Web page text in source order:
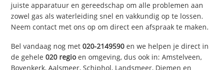
juiste apparatuur en gereedschap om alle problemen aan
zowel gas als waterleiding snel en vakkundig op te lossen.
Neem contact met ons op om direct een afspraak te maken.
Bel vandaag nog met020-2149590 en we helpen je direct in
de gehele020 regioen omgeving, dus ook in: Amstelveen,
Bovenkerk, Aalsmeer, Schiphol, Landsmeer, Diemen en